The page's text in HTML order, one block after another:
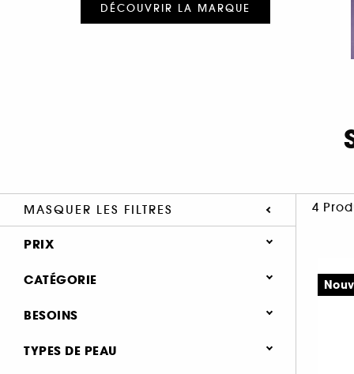
DÉCOUVRIR LA MARQUE
MASQUER LES FILTRES 4
PRIX
CATÉGORIE
Soin Visage
Soin Hydratant & Défatigant (2)
BESOINS
Soin hydratant & nourrissant (3)
TYPES DE PEAU